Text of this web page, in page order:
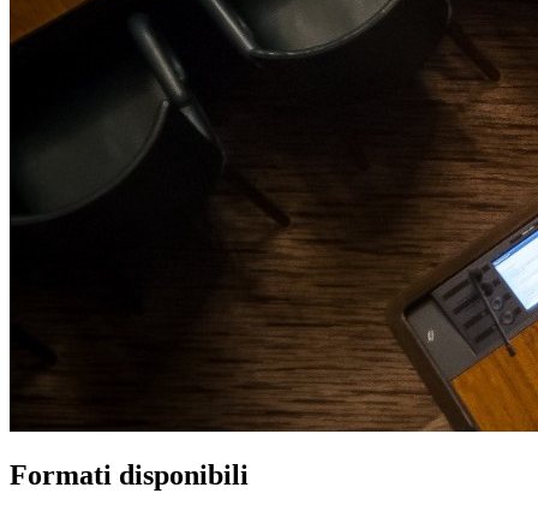
Formati disponibili